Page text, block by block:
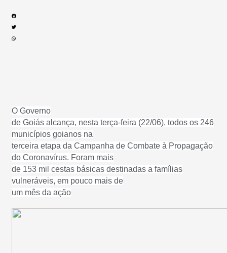
O Governo
de Goiás alcança, nesta terça-feira (22/06), todos os 246
municípios goianos na
terceira etapa da Campanha de Combate à Propagação
do Coronavírus. Foram mais
de 153 mil cestas básicas destinadas a famílias
vulneráveis, em pouco mais de
um mês da ação